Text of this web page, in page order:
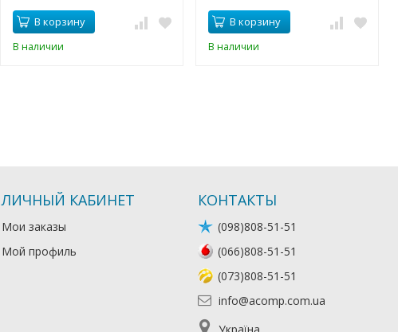
В корзину
В наличии
В корзину
В наличии
ЛИЧНЫЙ КАБИНЕТ
Мои заказы
Мой профиль
КОНТАКТЫ
(098)808-51-51
(066)808-51-51
(073)808-51-51
info@acomp.com.ua